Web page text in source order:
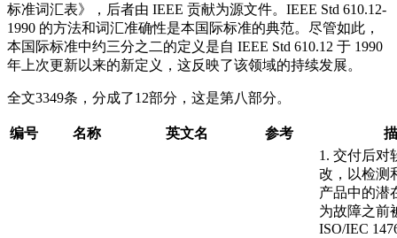
标准词汇表》，后者由 IEEE 贡献为源文件。IEEE Std 610.12-
1990 的方法和词汇准确性是本国际标准的典范。尽管如此，
本国际标准中约三分之二的定义是自 IEEE Std 610.12 于 1990
年上次更新以来的新定义，这反映了该领域的持续发展。
全文3349条，分成了12部分，这是第八部分。
编号 名称 英文名 参考
1. 交付后对
改，以检测
产品中的潜
为故障之前
ISO/IEC